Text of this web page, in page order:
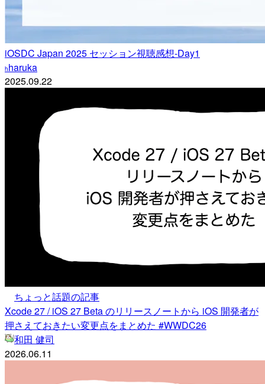
iOSDC Japan 2025 セッション視聴感想-Day1
hharuka
2025.09.22
ちょっと話題の記事
Xcode 27 / iOS 27 Beta のリリースノートから iOS 開発者が
押さえておきたい変更点をまとめた #WWDC26
和田 健司
2026.06.11